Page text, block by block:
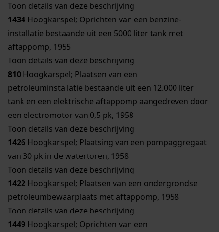
Toon details van deze beschrijving
1434 Hoogkarspel; Oprichten van een benzine-
installatie bestaande uit een 5000 liter tank met
aftappomp, 1955
Toon details van deze beschrijving
810 Hoogkarspel; Plaatsen van een
petroleuminstallatie bestaande uit een 12.000 liter
tank en een elektrische aftappomp aangedreven door
een electromotor van 0,5 pk, 1958
Toon details van deze beschrijving
1426 Hoogkarspel; Plaatsing van een pompaggregaat
van 30 pk in de watertoren, 1958
Toon details van deze beschrijving
1422 Hoogkarspel; Plaatsen van een ondergrondse
petroleumbewaarplaats met aftappomp, 1958
Toon details van deze beschrijving
1449 Hoogkarspel; Oprichten van een